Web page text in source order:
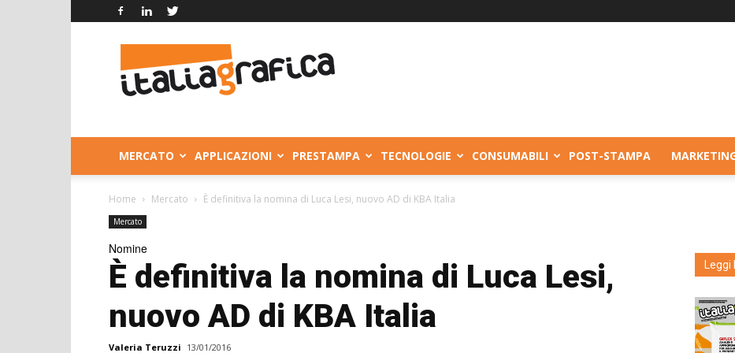
Grafica
MERCATO APPLICAZIONI PRESTAMPA TECNOLOGIE CONSUMABILI POST-STAMPA
Home Mercato È definitiva la nomina di Luca Lesi, nuovo AD di KBA Italia
Mercato
Nomine
È definitiva la nomina di Luca Lesi,
nuovo AD di KBA Italia
Valeria Teruzzi 13/01/2016